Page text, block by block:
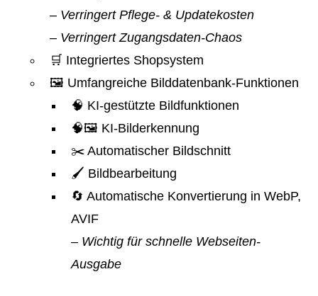
– Verringert Pflege- & Updatekosten
– Verringert Zugangsdaten-Chaos
🛒 Integriertes Shopsystem
🖼️ Umfangreiche Bilddatenbank-Funktionen
🧠 KI-gestützte Bildfunktionen
🧠🖼️ KI-Bilderkennung
✂️ Automatischer Bildschnitt
🖌️ Bildbearbeitung
🔄 Automatische Konvertierung in WebP,
AVIF
– Wichtig für schnelle Webseiten-
Ausgabe